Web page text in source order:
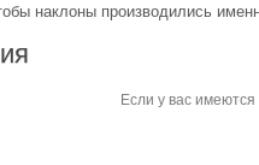
наклоны производились
Если у вас